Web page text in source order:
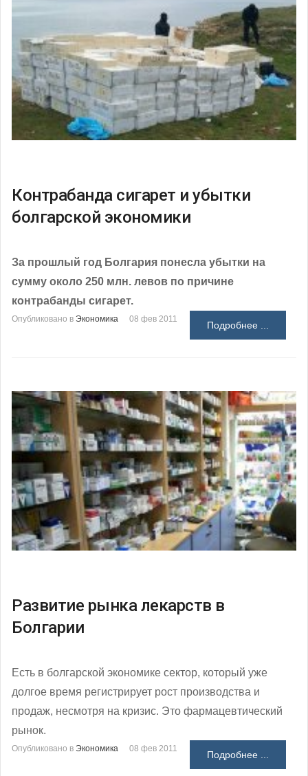
Контрабанда сигарет и убытки
болгарской экономики
За прошлый год Болгария понесла убытки на
сумму около 250 млн. левов по причине
контрабанды сигарет.
Опубликовано в Экономика 08 фев 2011
Подробнее ...
Развитие рынка лекарств в
Болгарии
Есть в болгарской экономике сектор, который уже
долгое время регистрирует рост производства и
продаж, несмотря на кризис. Это фармацевтический
рынок.
Опубликовано в Экономика 08 фев 2011
Подробнее ...